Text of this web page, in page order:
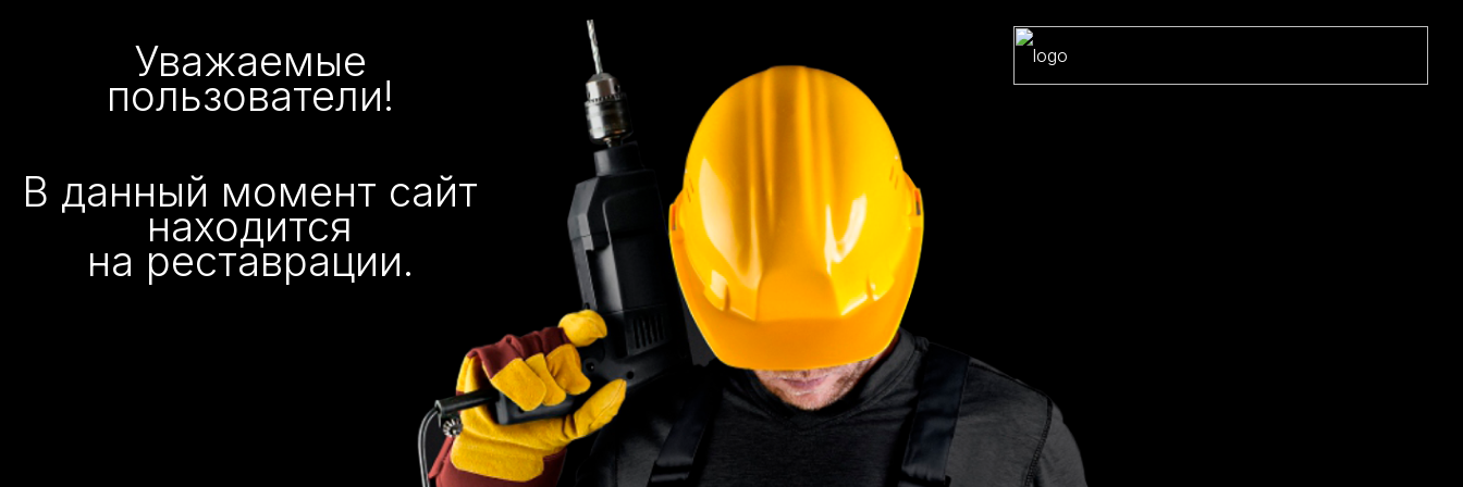
Уважаемые
пользователи!
В данный момент сайт
находится
на реставрации.